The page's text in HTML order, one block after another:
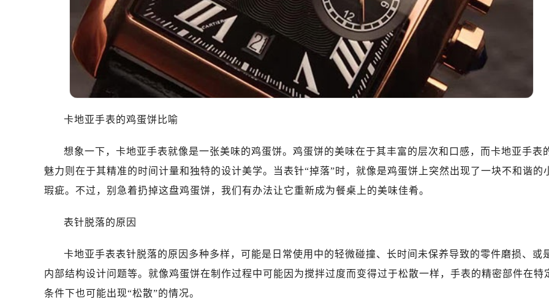
卡地亚手表的鸡蛋饼比喻
想象一下，卡地亚手表就像是一张美味的鸡蛋饼。鸡蛋饼的美味在于其丰富的层次和口感，而卡地亚手表
魅力则在于其精准的时间计量和独特的设计美学。当表针“掉落”时，就像是鸡蛋饼上突然出现了一块不和谐的
瑕疵。不过，别急着扔掉这盘鸡蛋饼，我们有办法让它重新成为餐桌上的美味佳肴。
表针脱落的原因
卡地亚手表表针脱落的原因多种多样，可能是日常使用中的轻微碰撞、长时间未保养导致的零件磨损、或
内部结构设计问题等。就像鸡蛋饼在制作过程中可能因为搅拌过度而变得过于松散一样，手表的精密部件在特
条件下也可能出现“松散”的情况。